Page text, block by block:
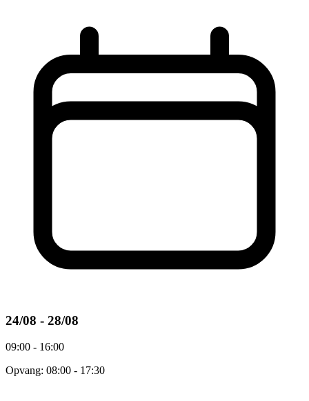
24/08 - 28/08
09:00 - 16:00
Opvang: 08:00 - 17:30